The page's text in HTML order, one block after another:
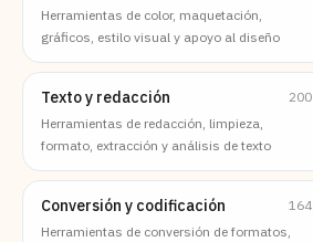
Herramientas de color, maquetación,
gráficos, estilo visual y apoyo al diseño
Texto y redacción
200
Herramientas de redacción, limpieza,
formato, extracción y análisis de texto
Conversión y codificación
164
Herramientas de conversión de formatos,